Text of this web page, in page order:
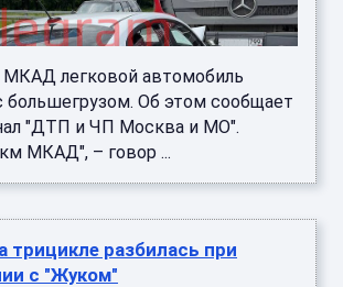
легковой автомобиль
большегрузом. Об этом сообщает
"ДТП и ЧП Москва и МО".
МКАД", – говор ...
разбилась при
с "Жуком"